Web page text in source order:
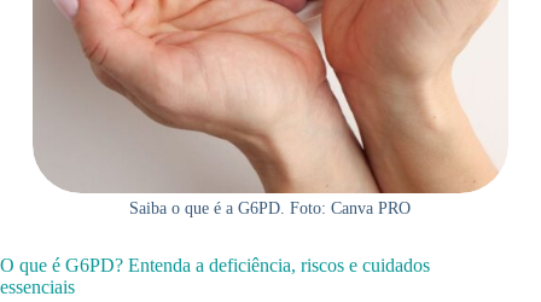
Saiba o que é a G6PD. Foto: Canva PRO
O que é G6PD? Entenda a deficiência, riscos e cuidados
essenciais